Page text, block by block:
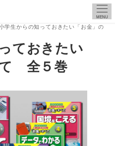
MENU
学生からの知っておきたい「お金」の
ておきたい
て 全５巻